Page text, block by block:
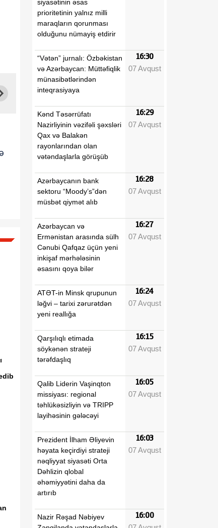
siyasətinin əsas
prioritetinin yalnız milli
maraqların qorunması
olduğunu nümayiş etdirir
“Vətən” jurnalı: Özbəkistan
və Azərbaycan: Müttəfiqlik
münasibətlərindən
inteqrasiyaya
16:30
07 Avqust
Kənd Təsərrüfatı
Nazirliyinin vəzifəli şəxsləri
Qax və Balakən
rayonlarından olan
vətəndaşlarla görüşüb
16:29
07 Avqust
Azərbaycanın bank
sektoru “Moody’s”dən
müsbət qiymət alıb
16:28
07 Avqust
Azərbaycan və
Ermənistan arasında sülh
Cənubi Qafqaz üçün yeni
inkişaf mərhələsinin
əsasını qoya bilər
16:27
07 Avqust
ATƏT-in Minsk qrupunun
ləğvi – tarixi zərurətdən
yeni reallığa
16:24
07 Avqust
Qarşılıqlı etimada
söykənən strateji
tərəfdaşlıq
16:15
07 Avqust
Qalib Liderin Vaşinqton
missiyası: regional
təhlükəsizliyin və TRIPP
layihəsinin gələcəyi
16:05
07 Avqust
Prezident İlham Əliyevin
həyata keçirdiyi strateji
nəqliyyat siyasəti Orta
Dəhlizin qlobal
əhəmiyyətini daha da
artırıb
16:03
07 Avqust
Nazir Rəşad Nəbiyev
16:00